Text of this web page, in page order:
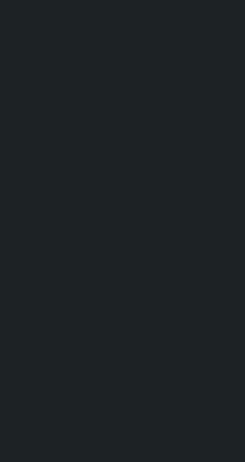
‘देशमा कहिल्यै
सांसद यादवले